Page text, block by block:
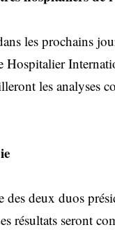
les prochains
les analyses
des deux duos
résultats seront